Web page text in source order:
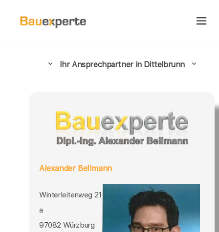
Ihr Ansprechpartner in Dittelbrunn
Alexander Bellmann
Winterleitenweg 21
a
97082 Würzburg